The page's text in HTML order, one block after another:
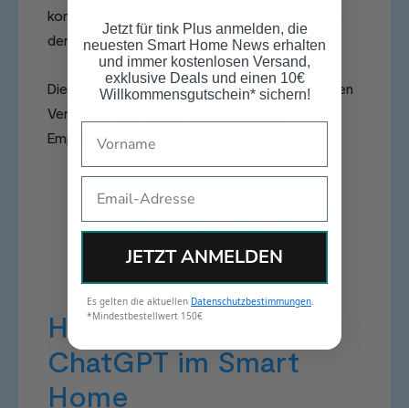
komfortabel zu halten — aber meine Kosten in
den Spitzenstunden zu minimieren.“
Die Grundlage für Trick 5 sind Geräte, die Deinen
Verbrauch überhaupt messen. Unsere
Empfehlungen:
Smarte Steckdosen entdecken
Smarte Thermostate entdecken
Häufige Fragen zu
ChatGPT im Smart
Home
Jetzt für tink Plus anmelden, die
neuesten Smart Home News erhalten
und immer kostenlosen Versand,
exklusive Deals und einen 10€
Willkommensgutschein* sichern!
JETZT ANMELDEN
Es gelten die aktuellen Datenschutzbestimmungen.
*Mindestbestellwert 150€